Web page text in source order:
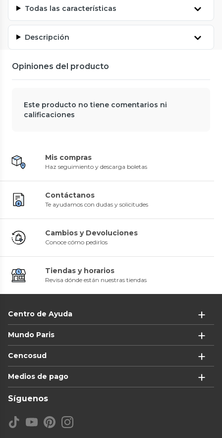
Todas las características
Descripción
Opiniones del producto
Este producto no tiene comentarios ni
calificaciones
Mis compras
Haz seguimiento y descarga boletas
Contáctanos
Te ayudamos con dudas y solicitudes
Cambios y Devoluciones
Conoce cómo pedirlos
Tiendas y horarios
Revisa dónde están nuestras tiendas
Centro de Ayuda
Mundo Paris
Cencosud
Medios de pago
Síguenos